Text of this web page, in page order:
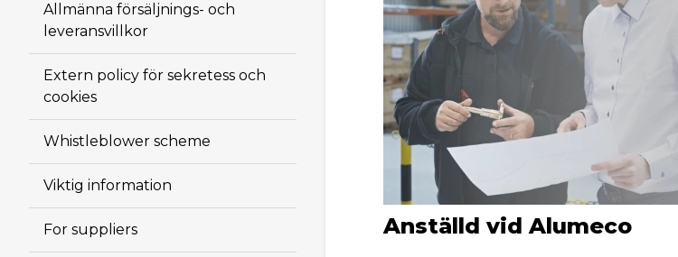
Allmänna försäljnings- och
leveransvillkor
Extern policy för sekretess och
cookies
Whistleblower scheme
Viktig information
For suppliers Anställd vid Alumeco